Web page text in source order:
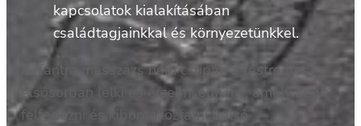
kapcsolatok kialakításában
családtagjainkkal és környezetünkkel.
A Tantra masszázs nem csupán a testre hat;
elsősorban lelki és érzelmi élmény, amely segít
felfedezni és kibontakoztatni belső